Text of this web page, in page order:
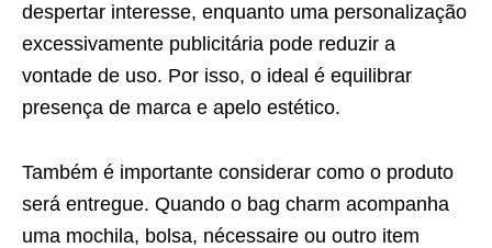
despertar interesse, enquanto uma personalização
excessivamente publicitária pode reduzir a
vontade de uso. Por isso, o ideal é equilibrar
presença de marca e apelo estético.
Também é importante considerar como o produto
será entregue. Quando o bag charm acompanha
uma mochila, bolsa, nécessaire ou outro item